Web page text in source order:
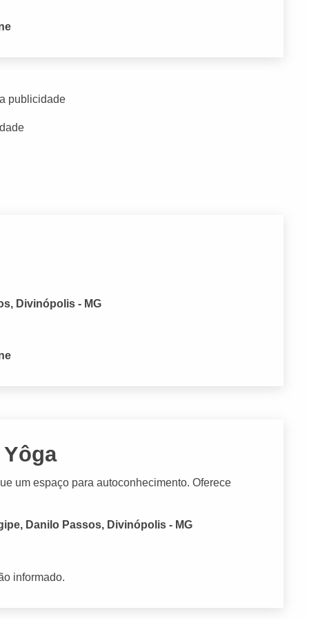
publicidade
Divinópolis - MG
um espaço para autoconhecimento. Oferece
Danilo Passos, Divinópolis - MG
informado.